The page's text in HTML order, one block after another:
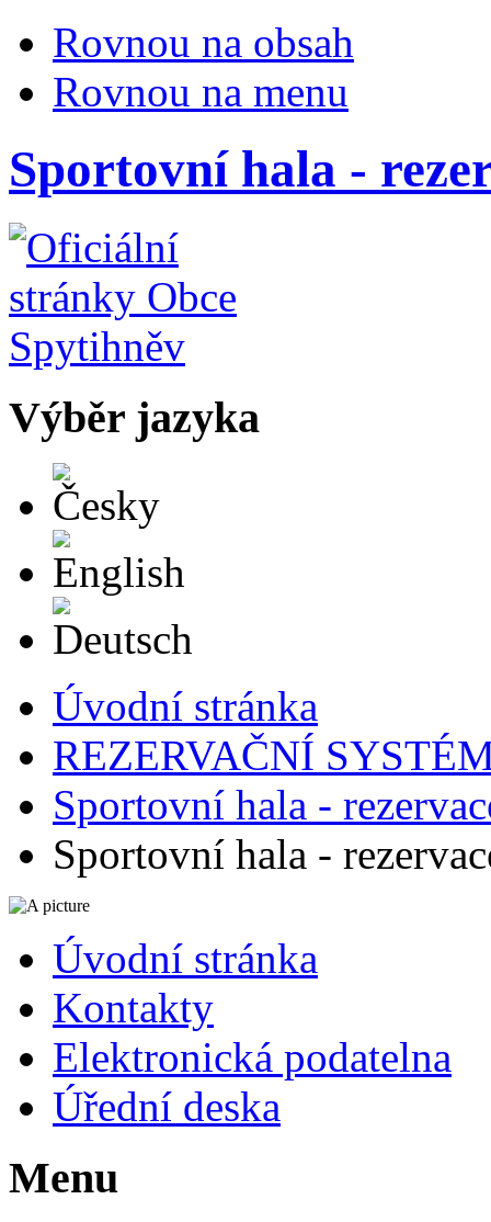
Rovnou na obsah
Rovnou na menu
Sportovní hala -
Výběr jazyka
Úvodní stránka
REZERVAČNÍ
Sportovní hala -
Sportovní hala -
Úvodní stránka
Kontakty
Elektronická podatelna
Úřední deska
Menu